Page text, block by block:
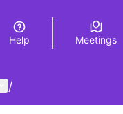
Elegir el idiomaChoose
Help Meetings
menu
/